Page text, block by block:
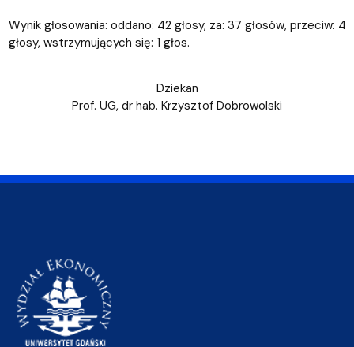
Wynik głosowania: oddano: 42 głosy, za: 37 głosów, przeciw: 4
głosy, wstrzymujących się: 1 głos.
Dziekan
Prof. UG, dr hab. Krzysztof Dobrowolski